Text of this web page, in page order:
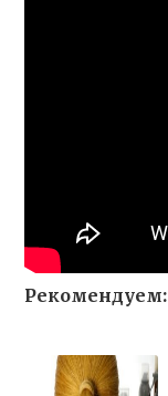
Рекомендуем: